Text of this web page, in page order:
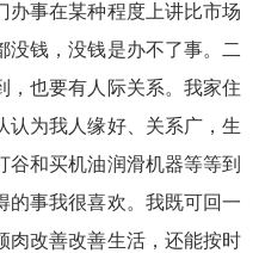
事在某种程度上讲比市场
没钱，没钱是办不了事。二
，也要有人际关系。我家住
认为我人缘好、关系广，生
谷和买机油润滑机器等等到
的事我很喜欢。我既可回一
肉改善改善生活，还能按时